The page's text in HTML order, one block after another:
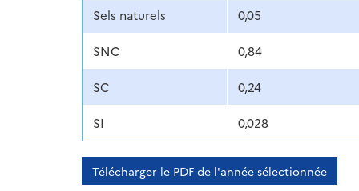
Sels naturels
0,05
SNC 0,84
SC 0,24
SI 0,028
Télécharger le PDF de l'année sélectionnée